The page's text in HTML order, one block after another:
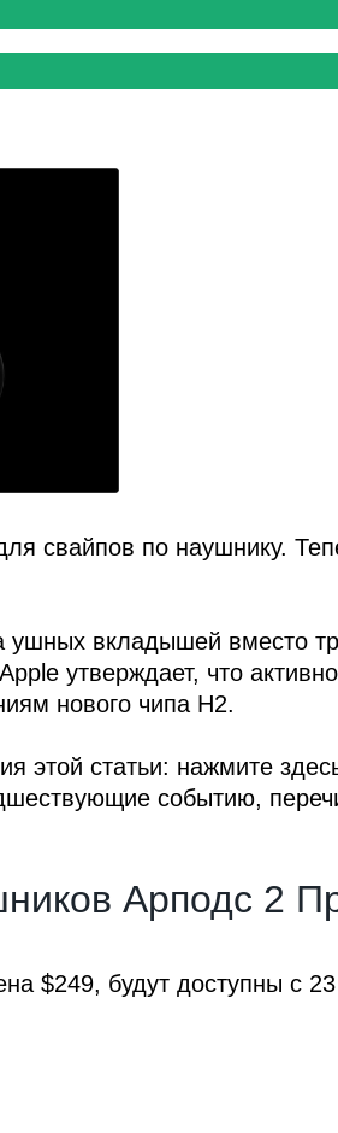
свайпов по наушнику.
ушных вкладышей вместо
утверждает, что
нового чипа H2.
этой статьи: нажмите
событию,
Арподс 2
$249, будут доступны с 23